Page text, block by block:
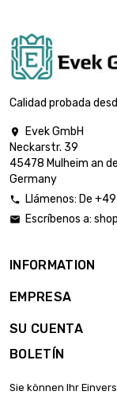
Espesor /
largo :
Espesor /
ancho :
largo :
largo :
Espesor /
ancho :
Calidad probada

Evek GmbH
Neckarstr. 39
45478 Mulheim an
Germany
 Llámenos: De
 Escríbenos a:
INFORMATION
EMPRESA
SU CUENTA
BOLETÍN
Sie können Ihr